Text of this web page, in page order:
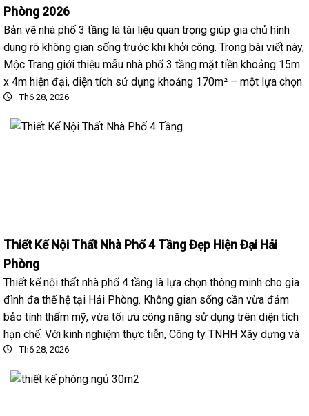
Phòng 2026
Bản vẽ nhà phố 3 tầng là tài liệu quan trọng giúp gia chủ hình
dung rõ không gian sống trước khi khởi công. Trong bài viết này,
Mộc Trang giới thiệu mẫu nhà phố 3 tầng mặt tiền khoảng 15m
x 4m hiện đại, diện tích sử dụng khoảng 170m² – một lựa chọn
Th6 28, 2026
Thiết Kế Nội Thất Nhà Phố 4 Tầng Đẹp Hiện Đại Hải
Phòng
Thiết kế nội thất nhà phố 4 tầng là lựa chọn thông minh cho gia
đình đa thế hệ tại Hải Phòng. Không gian sống cần vừa đảm
bảo tính thẩm mỹ, vừa tối ưu công năng sử dụng trên diện tích
hạn chế. Với kinh nghiệm thực tiễn, Công ty TNHH Xây dựng và
Th6 28, 2026